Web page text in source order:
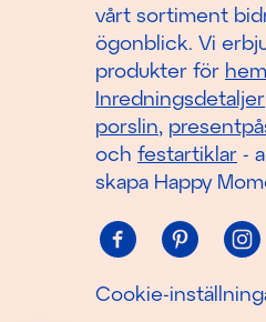
vårt sortiment
ögonblick. Vi
produkter för
Inredningsdetaljer
porslin,
och festartiklar -
skapa Happy
Cookie-